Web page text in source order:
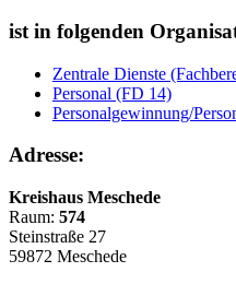
ist in folgenden
Zentrale Dienste
Personal (FD 14)
Personalgewinnung/
Adresse:
Kreishaus Meschede
Raum: 574
Steinstraße 27
59872 Meschede